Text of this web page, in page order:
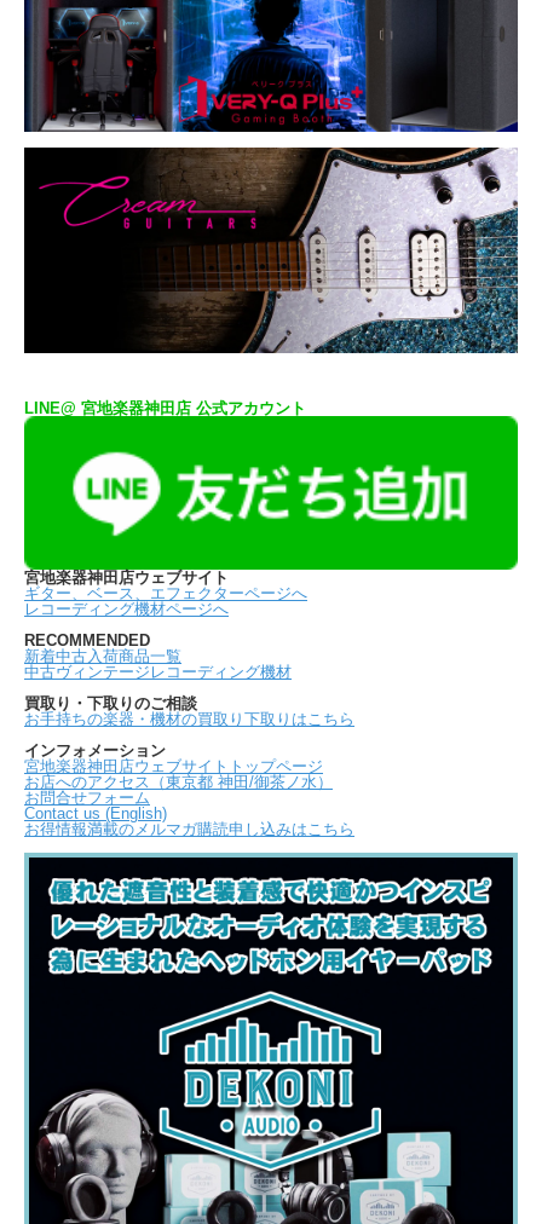
LINE@ 宮地楽器神田店 公式アカウント
宮地楽器神田店ウェブサイト
ギター、ベース、エフェクターページへ
レコーディング機材ページへ
RECOMMENDED
新着中古入荷商品一覧
中古ヴィンテージレコーディング機材
買取り・下取りのご相談
お手持ちの楽器・機材の買取り下取りはこちら
インフォメーション
宮地楽器神田店ウェブサイトトップページ
お店へのアクセス（東京都 神田/御茶ノ水）
お問合せフォーム
Contact us (English)
お得情報満載のメルマガ購読申し込みはこちら